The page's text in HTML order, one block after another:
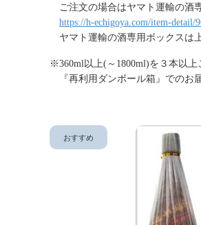
ご注文の場合はヤマト運輸の酒
https://h-echigoya.com/item-detail/
ヤマト運輸の酒専用ボックスは
※360ml以上(～1800ml)を３本以上
『再利用ダンボール箱』でのお